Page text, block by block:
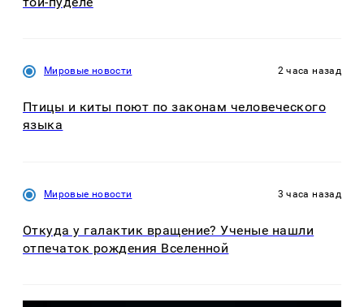
Мировые новости 2 часа назад
Птицы и киты поют по законам человеческого
языка
Мировые новости 3 часа назад
Откуда у галактик вращение? Ученые нашли
отпечаток рождения Вселенной